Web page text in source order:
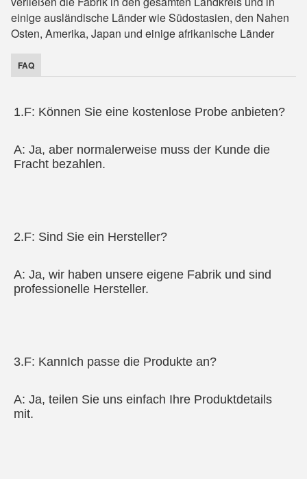
einige ausländische Länder wie Südostasien, den Nahen
Osten, Amerika, Japan und einige afrikanische Länder
FAQ
1.F: Können Sie eine kostenlose Probe anbieten?
A: Ja, aber normalerweise muss der Kunde die
Fracht bezahlen.
2.F: Sind Sie ein Hersteller?
A: Ja, wir haben unsere eigene Fabrik und sind
professionelle Hersteller.
3.F: KannIch passe die Produkte an?
A: Ja, teilen Sie uns einfach Ihre Produktdetails
mit.